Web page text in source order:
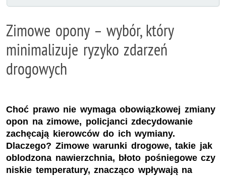
Zimowe opony – wybór, który
minimalizuje ryzyko zdarzeń
drogowych
Choć prawo nie wymaga obowiązkowej zmiany
opon na zimowe, policjanci zdecydowanie
zachęcają kierowców do ich wymiany.
Dlaczego? Zimowe warunki drogowe, takie jak
oblodzona nawierzchnia, błoto pośniegowe czy
niskie temperatury, znacząco wpływają na